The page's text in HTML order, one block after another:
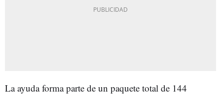
La ayuda forma parte de un paquete total de 144